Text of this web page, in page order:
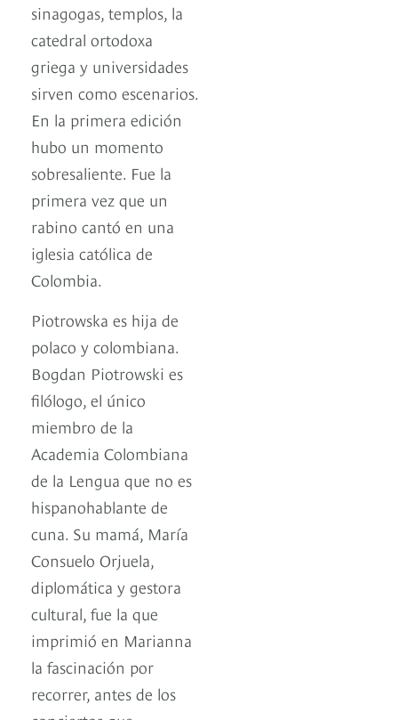
sinagogas, templos, la
catedral ortodoxa
griega y universidades
sirven como escenarios.
En la primera edición
hubo un momento
sobresaliente. Fue la
primera vez que un
rabino cantó en una
iglesia católica de
Colombia.
Piotrowska es hija de
polaco y colombiana.
Bogdan Piotrowski es
filólogo, el único
miembro de la
Academia Colombiana
de la Lengua que no es
hispanohablante de
cuna. Su mamá, María
Consuelo Orjuela,
diplomática y gestora
cultural, fue la que
imprimió en Marianna
la fascinación por
recorrer, antes de los